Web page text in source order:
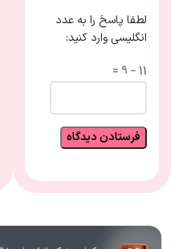
لطفا پاسخ را به عدد
انگلیسی وارد کنید:
11 − 9 =